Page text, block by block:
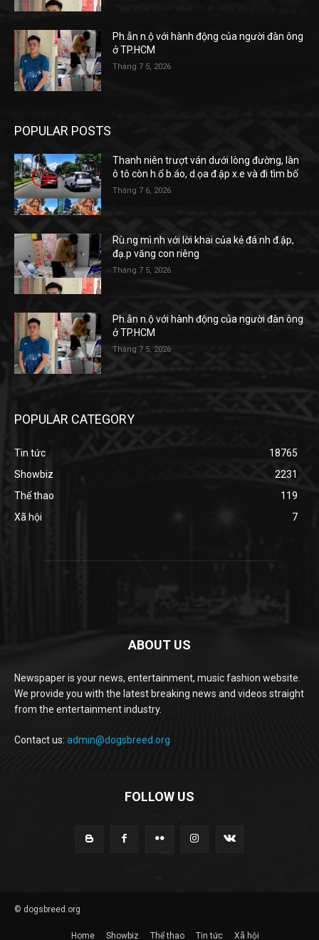
Ph.ẫn n.ộ với hành động của người đàn ông
ở TP.HCM
Tháng 7 5, 2026
POPULAR POSTS
Thanh niên trượt ván dưới lòng đường, làn
ô tô còn h.ổ b.áo, d.ọa đ.ập x.e và đi tìm bố
Tháng 7 6, 2026
Rù.ng mì.nh với lời khai của kẻ đá.nh đ.ập,
đạ.p văng con riêng
Tháng 7 5, 2026
Ph.ẫn n.ộ với hành động của người đàn ông
ở TP.HCM
Tháng 7 5, 2026
POPULAR CATEGORY
Tin tức
18765
Showbiz
2231
Thể thao
119
Xã hội
7
ABOUT US
Newspaper is your news, entertainment, music fashion website.
We provide you with the latest breaking news and videos straight
from the entertainment industry.
Contact us: admin@dogsbreed.org
FOLLOW US
© dogsbreed.org
Home Showbiz Thể thao Tin tức Xã hội